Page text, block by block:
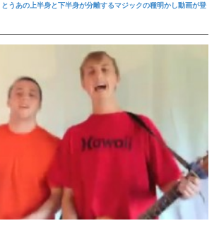
うあの上半身と下半身が分離するマジックの種明かし動画が登